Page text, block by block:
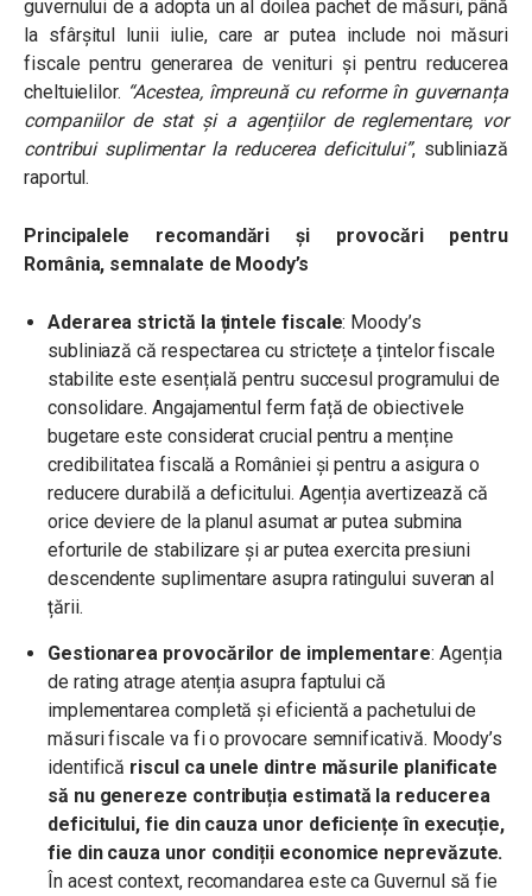
guvernului de a adopta un al doilea pachet de măsuri, până
la sfârșitul lunii iulie, care ar putea include noi măsuri
fiscale pentru generarea de venituri și pentru reducerea
cheltuielilor. “Acestea, împreună cu reforme în guvernanța
companiilor de stat și a agențiilor de reglementare, vor
contribui suplimentar la reducerea deficitului”, subliniază
raportul.
Principalele recomandări și provocări pentru
România, semnalate de Moody’s
Aderarea strictă la țintele fiscale: Moody’s
subliniază că respectarea cu strictețe a țintelor fiscale
stabilite este esențială pentru succesul programului de
consolidare. Angajamentul ferm față de obiectivele
bugetare este considerat crucial pentru a menține
credibilitatea fiscală a României și pentru a asigura o
reducere durabilă a deficitului. Agenția avertizează că
orice deviere de la planul asumat ar putea submina
eforturile de stabilizare și ar putea exercita presiuni
descendente suplimentare asupra ratingului suveran al
țării.
Gestionarea provocărilor de implementare: Agenția
de rating atrage atenția asupra faptului că
implementarea completă și eficientă a pachetului de
măsuri fiscale va fi o provocare semnificativă. Moody’s
identifică riscul ca unele dintre măsurile planificate
să nu genereze contribuția estimată la reducerea
deficitului, fie din cauza unor deficiențe în execuție,
fie din cauza unor condiții economice neprevăzute.
În acest context, recomandarea este ca Guvernul să fie